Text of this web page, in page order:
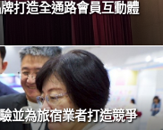
打造全通路會員互動體
並為旅宿業者打造競爭